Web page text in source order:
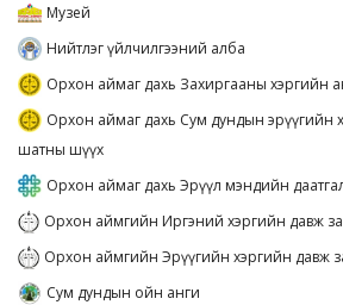
Музей
Нийтлэг үйлчилгээний алба
Орхон аймаг дахь Захиргааны хэргийн
Орхон аймаг дахь Сум дундын эрүүгийн
шатны шүүх
Орхон аймаг дахь Эрүүл мэндийн
Орхон аймгийн Иргэний хэргийн давж
Орхон аймгийн Эрүүгийн хэргийн давж
Сум дундын ойн анги